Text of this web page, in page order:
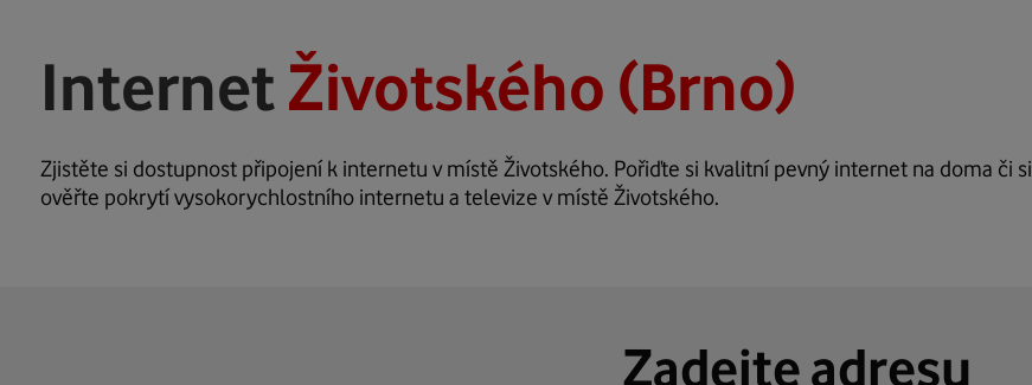
InternetŽivotského (Brno)
Zjistěte si dostupnost připojení k internetu v místě Životského. Pořiďte si kvalitní pevný internet na doma či si
ověřte pokrytí vysokorychlostního internetu a televize v místě Životského.
Zadejte adresu